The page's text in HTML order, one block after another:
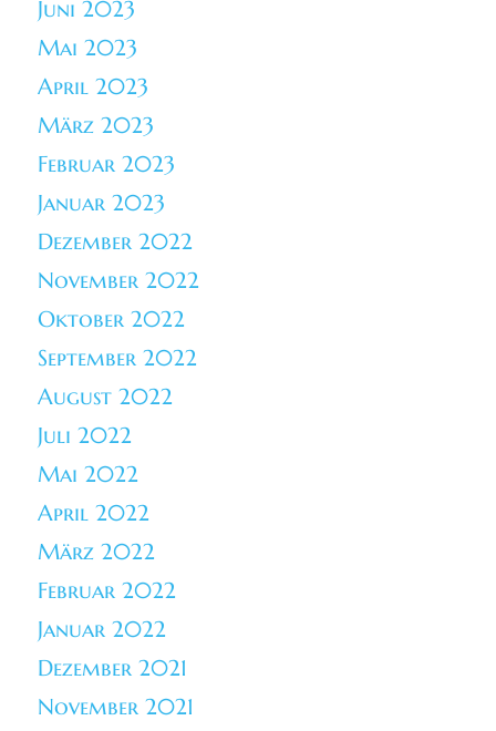
Juni 2023
Mai 2023
April 2023
März 2023
Februar 2023
Januar 2023
Dezember 2022
November 2022
Oktober 2022
September 2022
August 2022
Juli 2022
Mai 2022
April 2022
März 2022
Februar 2022
Januar 2022
Dezember 2021
November 2021